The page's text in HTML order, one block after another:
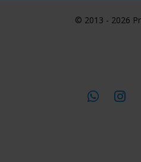
© 2013 - 2026